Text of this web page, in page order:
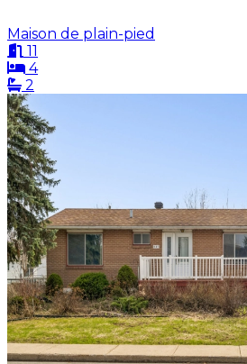
Maison de plain-pied
11
4
2